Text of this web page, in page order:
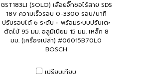
GST183LI (SOLO) เลื่อยจิ๊กซอไร้สาย SDS
18V ความเร็วรอบ 0-3300 รอบ/นาที
ปรับรอบได้ 6 ระดับ + พร้อมระบบปรับเตะ
ตัดไม้ 95 มม. อลูมิเนียม 15 มม. เหล็ก 8
มม. (เครื่องเปล่า) #06015B70L0
BOSCH
เปรียบเทียบ